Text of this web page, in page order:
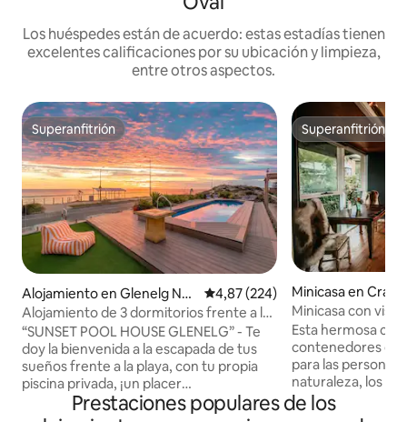
Los huéspedes están de acuerdo: estas estadías tienen
excelentes calificaciones por su ubicación y limpieza,
entre otros aspectos.
Superanfitrión
Superanfitrión
Alojamiento en Glenelg Nor
th
Calificación promedio: 4,87 de
4,87 (224)
Alojamiento de 3 dormitorios frente a la
playa en Glenelg - Pileta privada y
terraza
“SUNSET POOL HOUSE GLENELG” - Te
doy la bienvenida a la escapada de tus
sueños frente a la playa, con tu propia
piscina privada, ¡un placer
increíblemente raro! Esta impresionante
casa de 3 dormitorios en Glenelg Beach
Superanfitrión
Superanfitrión
Minicasa en
Minicasa con
las colinas
Esta hermosa
contenedores de
para las personas
naturaleza, los
campo. Esta
diseñada
Prestaciones populares de los